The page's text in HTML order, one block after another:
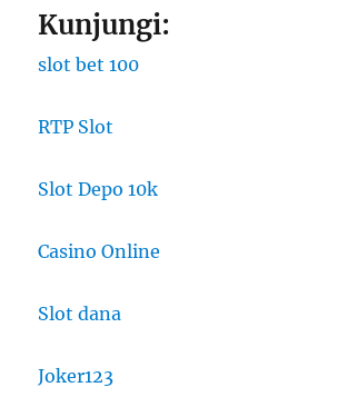
Kunjungi:
slot bet 100
RTP Slot
Slot Depo 10k
Casino Online
Slot dana
Joker123